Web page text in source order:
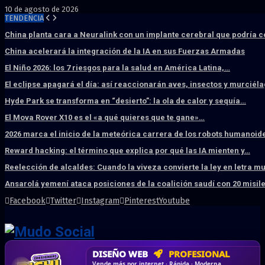
10 de agosto de 2026
TENDENCIA
China planta cara a Neuralink con un implante cerebral que podría
China acelerará la integración de la IA en sus Fuerzas Armadas
El Niño 2026: los 7 riesgos para la salud en América Latina,…
El eclipse apagará el día: así reaccionarán aves, insectos y
Hyde Park se transforma en “desierto”: la ola de calor y sequía…
El Mova Rover X10 es el «a qué quieres que te gane»…
2026 marca el inicio de la meteórica carrera de los robots
Reward hacking: el término que explica por qué las IA mienten y…
Reelección de alcaldes: Cuando la viveza convierte la ley en letra
Ansarolá yemení ataca posiciones de la coalición saudí con 20
Facebook Twitter Instagram PinterestYoutube
HOSTING SSD SÚPER RÁPIDO
DISEÑO WEB PROFESIONAL
CRM & DASHBOARD A MEDIDA
CORREO CORPORATIVO